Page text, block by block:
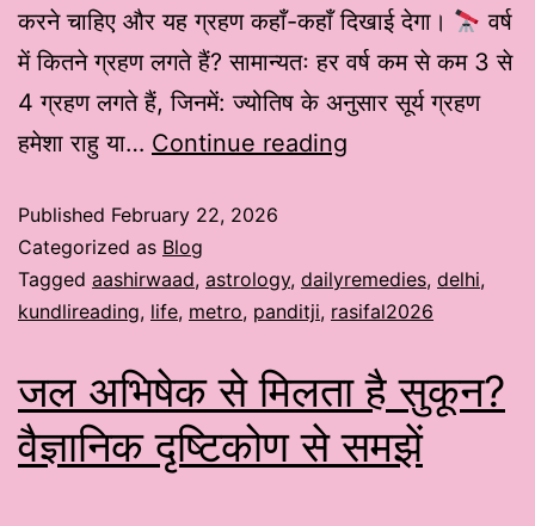
करने चाहिए और यह ग्रहण कहाँ-कहाँ दिखाई देगा।
वर्ष
में कितने ग्रहण लगते हैं? सामान्यतः हर वर्ष कम से कम 3 से
4 ग्रहण लगते हैं, जिनमें: ज्योतिष के अनुसार सूर्य ग्रहण
हमेशा राहु या… Continue reading
Published February 22, 2026
Categorized as Blog
Tagged aashirwaad, astrology, dailyremedies, delhi,
kundlireading, life, metro, panditji, rasifal2026
जल अभिषेक से मिलता है सुकून?
वैज्ञानिक दृष्टिकोण से समझें